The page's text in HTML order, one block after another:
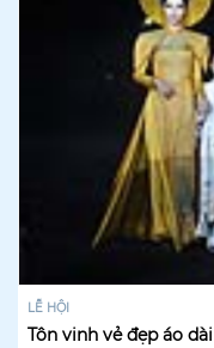
LỄ HỘI
Tôn vinh vẻ đẹp áo